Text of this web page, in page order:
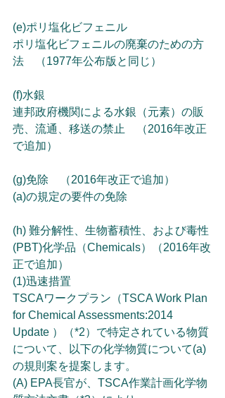
(e)ポリ塩化ビフェニル
ポリ塩化ビフェニルの廃棄のための方
法　（1977年公布版と同じ）
(f)水銀
連邦政府機関による水銀（元素）の販
売、流通、移送の禁止　（2016年改正
で追加）
(g)免除　（2016年改正で追加）
(a)の規定の要件の免除
(h) 難分解性、生物蓄積性、および毒性
(PBT)化学品（Chemicals）（2016年改
正で追加）
(1)迅速措置
TSCAワークプラン（TSCA Work Plan
for Chemical Assessments:2014
Update ）（*2）で特定されている物質
について、以下の化学物質について(a)
の規則案を提案します。
(A) EPA長官が、TSCA作業計画化学物